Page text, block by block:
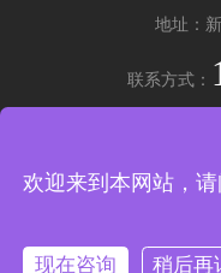
地址：
联系方式：
欢迎来到本网站，
现在咨询 稍后再